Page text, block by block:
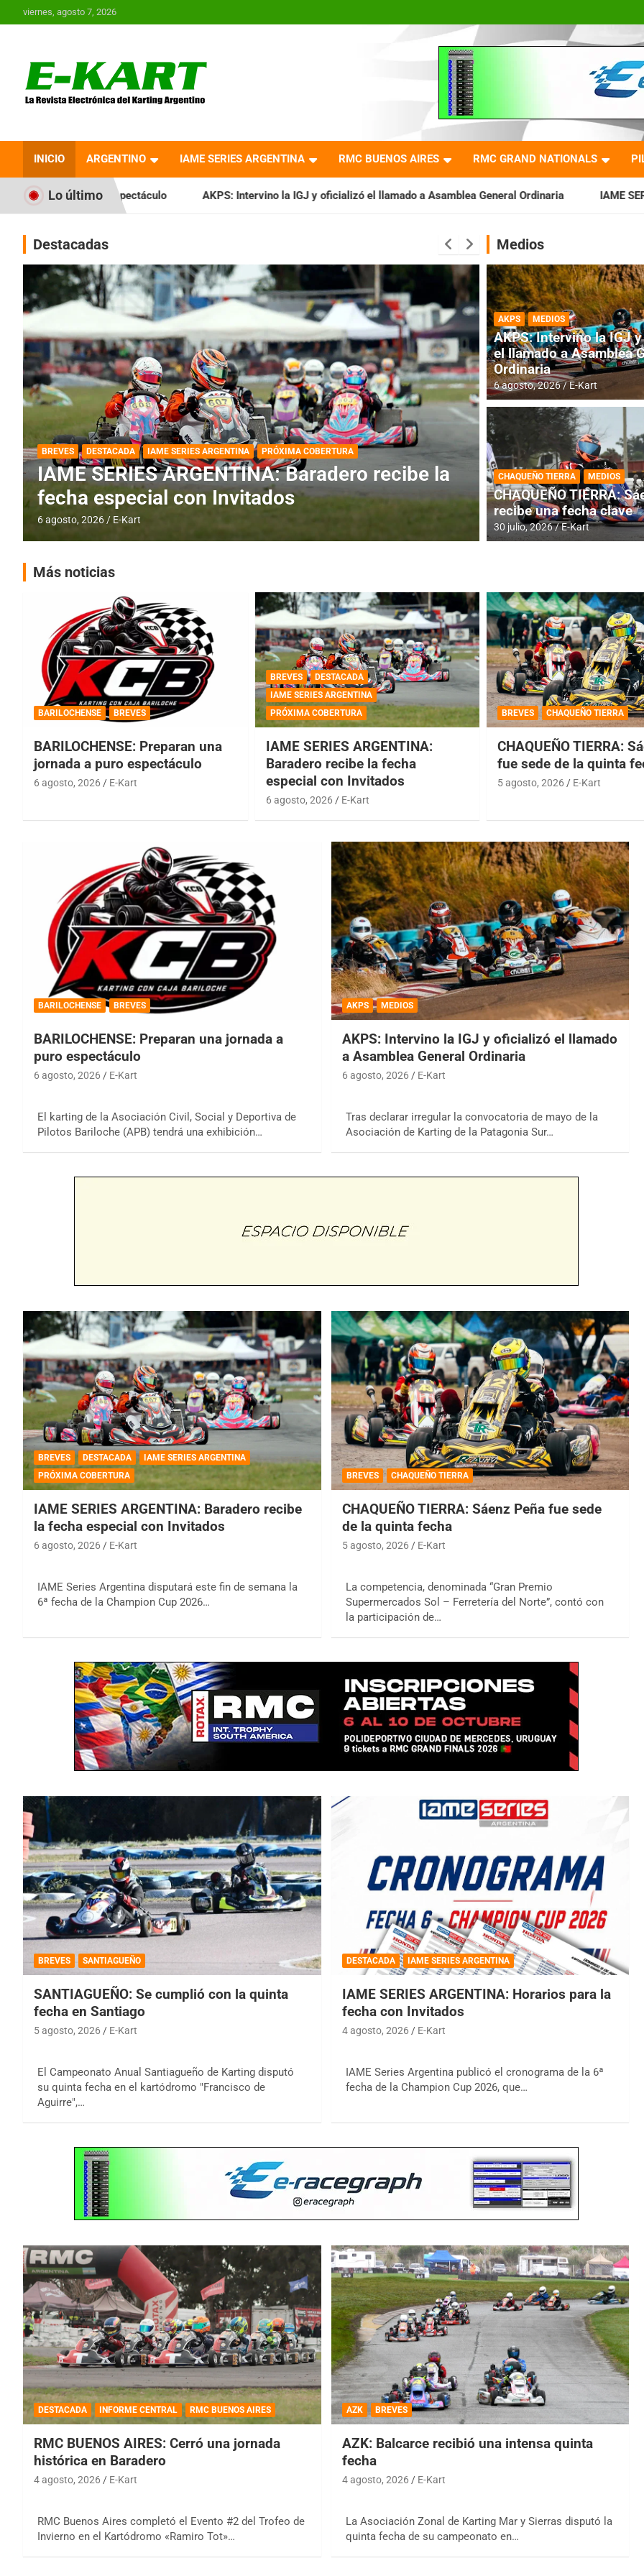
al
viernes, agosto 7, 2026
Revista Electrónica del
Karting en Argentina
INICIO ARGENTINO IAME SERIES ARGENTINA RMC BUENOS AIRES RMC GRAND NATIONALS
Lo últimoAKPS: Intervino la IGJ y oficializó el llamado a Asamblea General Ordinaria IAME SERIES ARGENTINA:
Destacadas
DESTACADA IAME SERIES ARGENTINA
IAME SERIES ARGENTINA: Horarios para la
fecha con Invitados
4 agosto, 2026 E-Kart
DESTACADA INFORME CENTRAL
RMC BUENOS
histórica en
4 agosto, 2026 E-Kart
Medios
AKPS MEDIOS
AKPS: Intervino la IGJ
el llamado a Asamblea
Ordinaria
6 agosto, 2026 E-Kart
CHAQUEÑO TIERRA MEDIOS
CHAQUEÑO TIERRA:
recibe una fecha clave
30 julio, 2026 E-Kart
Más noticias
BARILOCHENSE BREVES
BARILOCHENSE: Preparan una
jornada a puro espectáculo
6 agosto, 2026 E-Kart
BREVES
DESTACADA
IAME SERIES ARGENTINA
PRÓXIMA COBERTURA
IAME SERIES ARGENTINA:
Baradero recibe la fecha
especial con Invitados
6 agosto, 2026 E-Kart
BREVES CHAQUEÑO TIERRA
CHAQUEÑO TIERRA:
fue sede de la quinta
5 agosto, 2026 E-Kart
BARILOCHENSE BREVES
BARILOCHENSE: Preparan una jornada a
puro espectáculo
6 agosto, 2026 E-Kart
El karting de la Asociación Civil, Social y Deportiva de
Pilotos Bariloche (APB) tendrá una exhibición…
AKPS MEDIOS
AKPS: Intervino la IGJ y oficializó el llamado
a Asamblea General Ordinaria
6 agosto, 2026 E-Kart
Tras declarar irregular la convocatoria de mayo de la
Asociación de Karting de la Patagonia Sur…
BREVES DESTACADA
IAME SERIES ARGENTINA
PRÓXIMA COBERTURA
IAME SERIES ARGENTINA: Baradero recibe
la fecha especial con Invitados
6 agosto, 2026 E-Kart
IAME Series Argentina disputará este fin de semana la
6ª fecha de la Champion Cup 2026…
BREVES CHAQUEÑO TIERRA
CHAQUEÑO TIERRA: Sáenz Peña fue sede
de la quinta fecha
5 agosto, 2026 E-Kart
La competencia, denominada “Gran Premio
Supermercados Sol – Ferretería del Norte”, contó con
la participación de…
BREVES SANTIAGUEÑO
SANTIAGUEÑO: Se cumplió con la quinta
fecha en Santiago
5 agosto, 2026 E-Kart
El Campeonato Anual Santiagueño de Karting disputó
su quinta fecha en el kartódromo "Francisco de
Aguirre",…
DESTACADA IAME SERIES ARGENTINA
IAME SERIES ARGENTINA: Horarios para la
fecha con Invitados
4 agosto, 2026 E-Kart
IAME Series Argentina publicó el cronograma de la 6ª
fecha de la Champion Cup 2026, que…
DESTACADA INFORME CENTRAL RMC BUENOS AIRES
RMC BUENOS AIRES: Cerró una jornada
histórica en Baradero
4 agosto, 2026 E-Kart
RMC Buenos Aires completó el Evento #2 del Trofeo de
Invierno en el Kartódromo «Ramiro Tot»…
AZK BREVES
AZK: Balcarce recibió una intensa quinta
fecha
4 agosto, 2026 E-Kart
La Asociación Zonal de Karting Mar y Sierras disputó la
quinta fecha de su campeonato en…